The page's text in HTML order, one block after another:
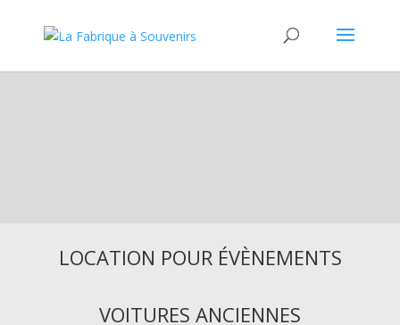
LOCATION POUR ÉVÈNEMENTS
VOITURES ANCIENNES